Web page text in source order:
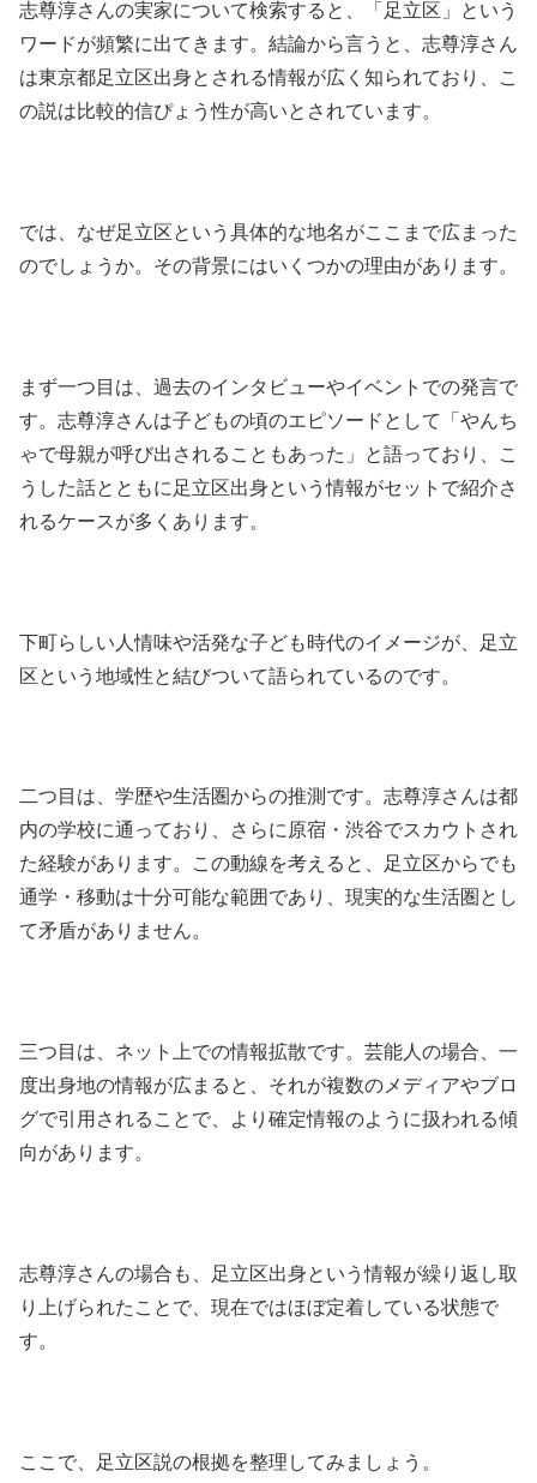
志尊淳さんの実家について検索すると、「足立区」という
ワードが頻繁に出てきます。結論から言うと、志尊淳さん
は東京都足立区出身とされる情報が広く知られており、こ
の説は比較的信ぴょう性が高いとされています。
では、なぜ足立区という具体的な地名がここまで広まった
のでしょうか。その背景にはいくつかの理由があります。
まず一つ目は、過去のインタビューやイベントでの発言で
す。志尊淳さんは子どもの頃のエピソードとして「やんち
ゃで母親が呼び出されることもあった」と語っており、こ
うした話とともに足立区出身という情報がセットで紹介さ
れるケースが多くあります。
下町らしい人情味や活発な子ども時代のイメージが、足立
区という地域性と結びついて語られているのです。
二つ目は、学歴や生活圏からの推測です。志尊淳さんは都
内の学校に通っており、さらに原宿・渋谷でスカウトされ
た経験があります。この動線を考えると、足立区からでも
通学・移動は十分可能な範囲であり、現実的な生活圏とし
て矛盾がありません。
三つ目は、ネット上での情報拡散です。芸能人の場合、一
度出身地の情報が広まると、それが複数のメディアやブロ
グで引用されることで、より確定情報のように扱われる傾
向があります。
志尊淳さんの場合も、足立区出身という情報が繰り返し取
り上げられたことで、現在ではほぼ定着している状態で
す。
ここで、足立区説の根拠を整理してみましょう。